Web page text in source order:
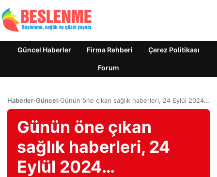
Güncel Haberler Firma Rehberi Çerez Politikası
Forum
Haberler›Güncel›Günün öne çıkan sağlık haberleri, 24 Eylül 2024…
Günün öne çıkan
sağlık haberleri, 24
Eylül 2024…